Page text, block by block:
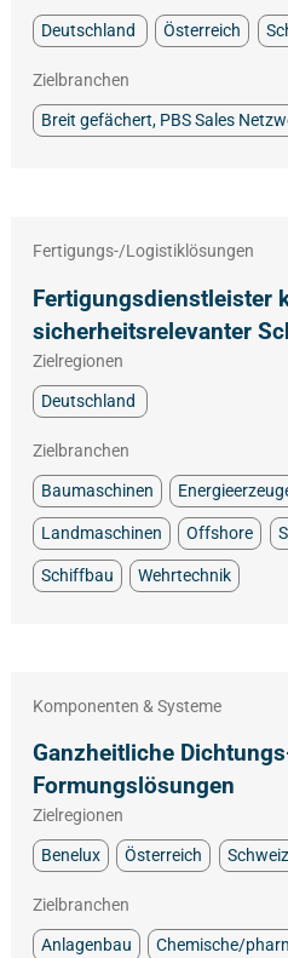
Deutschland
Österreich
Zielbranchen
Breit gefächert, PBS Sales
Fertigungs-/Logistiklösungen
Fertigungsdienstleister
sicherheitsrelevanter
Zielregionen
Deutschland
Zielbranchen
Baumaschinen
Landmaschinen Offshore
Schiffbau Wehrtechnik
Komponenten & Systeme
Ganzheitliche
Formungslösungen
Zielregionen
Benelux
Österreich Schweiz
Zielbranchen
Anlagenbau
Chemische/